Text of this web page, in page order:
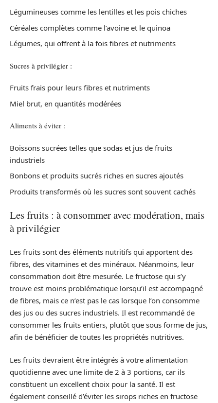
Légumineuses comme les lentilles et les pois chiches
Céréales complètes comme l’avoine et le quinoa
Légumes, qui offrent à la fois fibres et nutriments
Sucres à privilégier :
Fruits frais pour leurs fibres et nutriments
Miel brut, en quantités modérées
Aliments à éviter :
Boissons sucrées telles que sodas et jus de fruits
industriels
Bonbons et produits sucrés riches en sucres ajoutés
Produits transformés où les sucres sont souvent cachés
Les fruits : à consommer avec modération, mais
à privilégier
Les fruits sont des éléments nutritifs qui apportent des
fibres, des vitamines et des minéraux. Néanmoins, leur
consommation doit être mesurée. Le fructose qui s’y
trouve est moins problématique lorsqu’il est accompagné
de fibres, mais ce n’est pas le cas lorsque l’on consomme
des jus ou des sucres industriels. Il est recommandé de
consommer les fruits entiers, plutôt que sous forme de jus,
afin de bénéficier de toutes les propriétés nutritives.
Les fruits devraient être intégrés à votre alimentation
quotidienne avec une limite de 2 à 3 portions, car ils
constituent un excellent choix pour la santé. Il est
également conseillé d’éviter les sirops riches en fructose